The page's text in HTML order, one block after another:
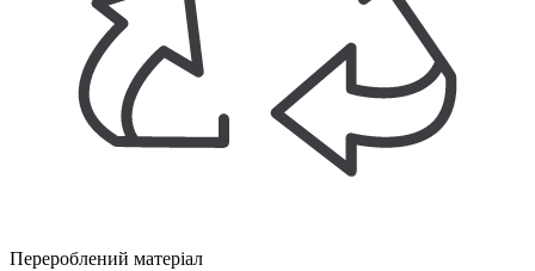
Перероблений матеріал